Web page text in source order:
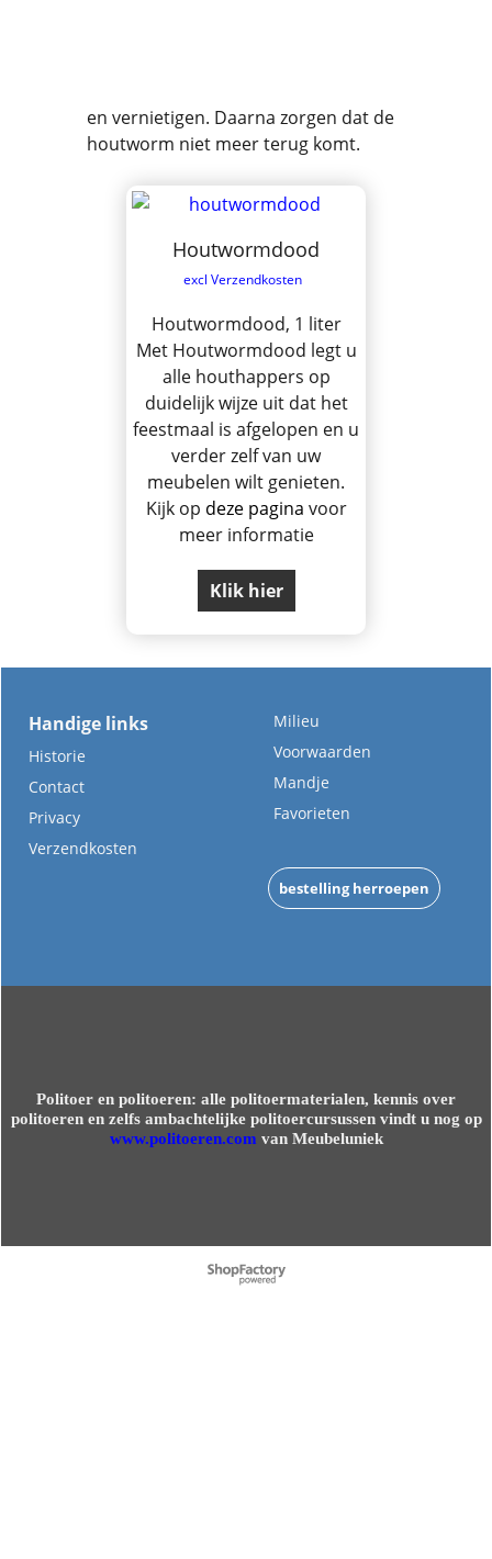
en vernietigen. Daarna zorgen dat de
houtworm niet meer terug komt.
Houtwormdood
excl Verzendkosten
Houtwormdood, 1 liter
Met Houtwormdood legt u
alle houthappers op
duidelijk wijze uit dat het
feestmaal is afgelopen en u
verder zelf van uw
meubelen wilt genieten.
Kijk op deze pagina voor
meer informatie
Klik hier
Handige links
Historie
Contact
Privacy
Verzendkosten
Milieu
Voorwaarden
Mandje
Favorieten
bestelling herroepen
Politoer en politoeren: alle politoermaterialen, kennis over
politoeren en zelfs ambachtelijke politoercursussen vindt u nog op
www.politoeren.com van Meubeluniek
Webwinkel gemaakt met ShopFactory webwinkel software.